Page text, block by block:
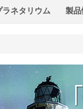
ラネタリウム 製